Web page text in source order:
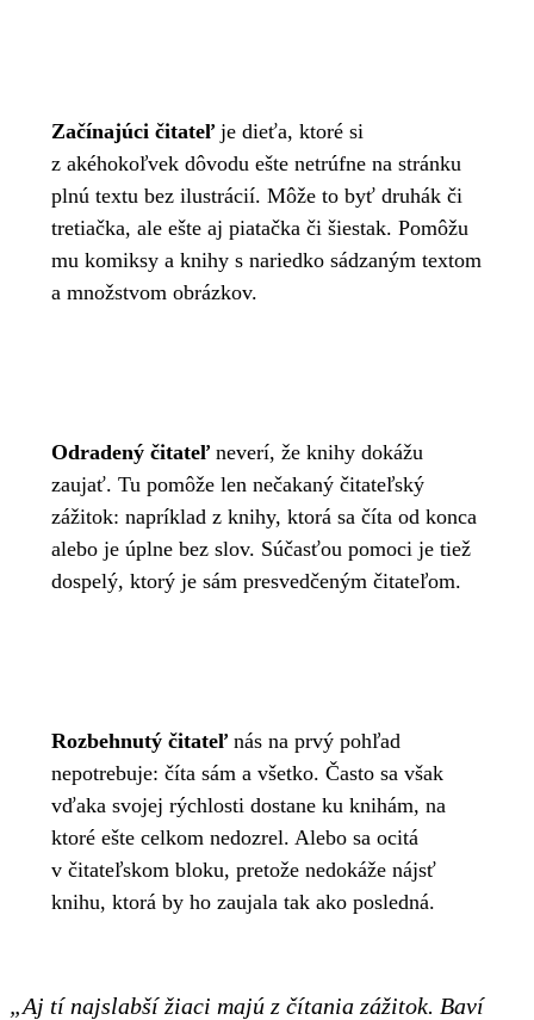
Začínajúci čitateľje dieťa, ktoré si
z akéhokoľvek dôvodu ešte netrúfne na stránku
plnú textu bez ilustrácií. Môže to byť druhák či
tretiačka, ale ešte aj piatačka či šiestak. Pomôžu
mu komiksy a knihy s nariedko sádzaným textom
a množstvom obrázkov.
Odradený čitateľneverí, že knihy dokážu
zaujať. Tu pomôže len nečakaný čitateľský
zážitok: napríklad z knihy, ktorá sa číta od konca
alebo je úplne bez slov. Súčasťou pomoci je tiež
dospelý, ktorý je sám presvedčeným čitateľom.
Rozbehnutý čitateľnás na prvý pohľad
nepotrebuje: číta sám a všetko. Často sa však
vďaka svojej rýchlosti dostane ku knihám, na
ktoré ešte celkom nedozrel. Alebo sa ocitá
v čitateľskom bloku, pretože nedokáže nájsť
knihu, ktorá by ho zaujala tak ako posledná.
„Aj tí najslabší žiaci majú z čítania zážitok. Baví